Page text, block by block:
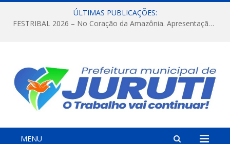
ÚLTIMAS PUBLICAÇÕES:
FESTRIBAL 2026 – No Coração da Amazônia. Apresentação da Munduruku.
MENU